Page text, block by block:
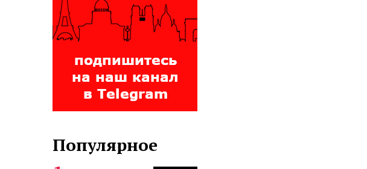
Популярное